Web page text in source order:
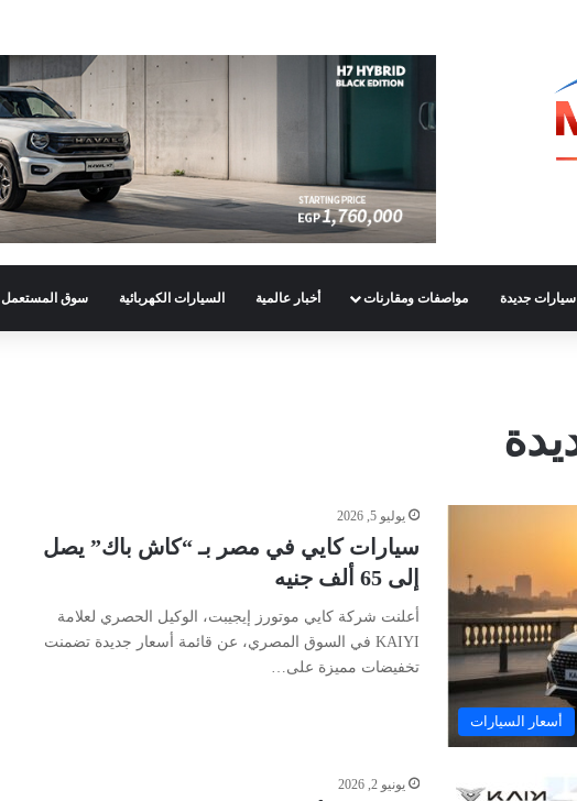
سيارات جديدة مواصفات ومقارنات أخبار عالمية السيارات الكهربائية سوق المستعمل
أسعار السيارات
يوليو 5, 2026
سيارات كايي في مصر بـ “كاش باك” يصل
إلى 65 ألف جنيه
أعلنت شركة كايي موتورز إيجيبت، الوكيل الحصري لعلامة
KAIYI في السوق المصري، عن قائمة أسعار جديدة تضمنت
تخفيضات مميزة على…
يونيو 2, 2026